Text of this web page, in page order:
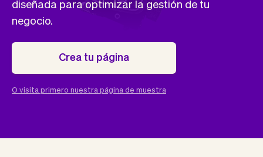
Marketing
diseñada para optimizar la gestión de tu
negocio.
Crea tu página
O visita primero nuestra página de muestra